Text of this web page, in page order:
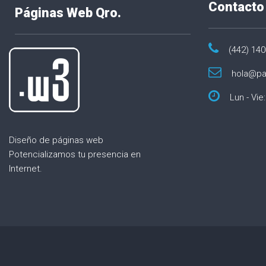
d
Páginas Web Qro.
Diseño de páginas web
Potencializamos tu presencia en
Internet.
Contacto
(442)
Lun -